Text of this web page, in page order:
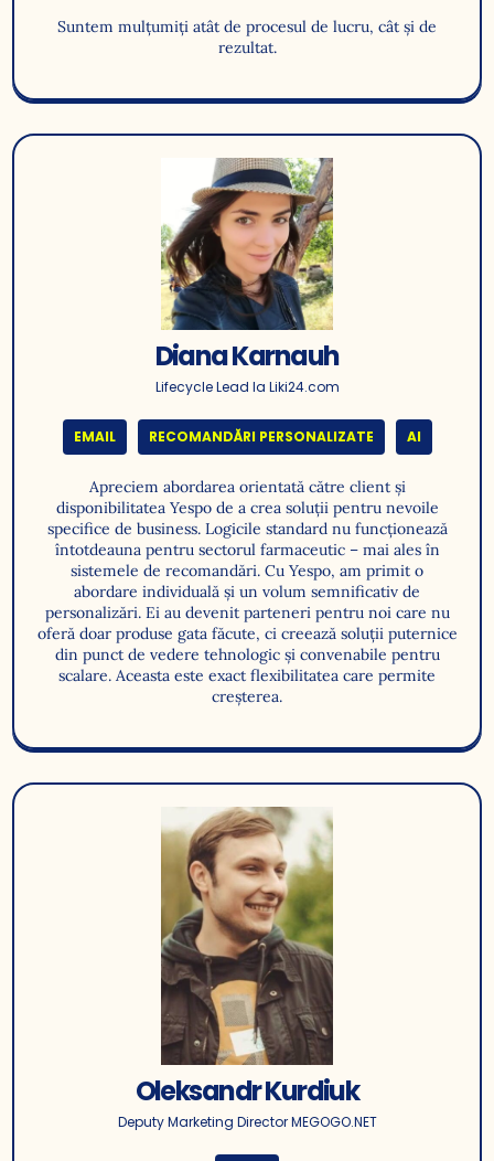
Suntem mulțumiți atât de procesul de lucru, cât și de
rezultat.
Diana Karnauh
Lifecycle Lead la Liki24.com
EMAIL RECOMANDĂRI PERSONALIZATE AI
Apreciem abordarea orientată către client și
disponibilitatea Yespo de a crea soluții pentru nevoile
specifice de business. Logicile standard nu funcționează
întotdeauna pentru sectorul farmaceutic – mai ales în
sistemele de recomandări. Cu Yespo, am primit o
abordare individuală și un volum semnificativ de
personalizări. Ei au devenit parteneri pentru noi care nu
oferă doar produse gata făcute, ci creează soluții puternice
din punct de vedere tehnologic și convenabile pentru
scalare. Aceasta este exact flexibilitatea care permite
creșterea.
Oleksandr Kurdiuk
Deputy Marketing Director MEGOGO.NET